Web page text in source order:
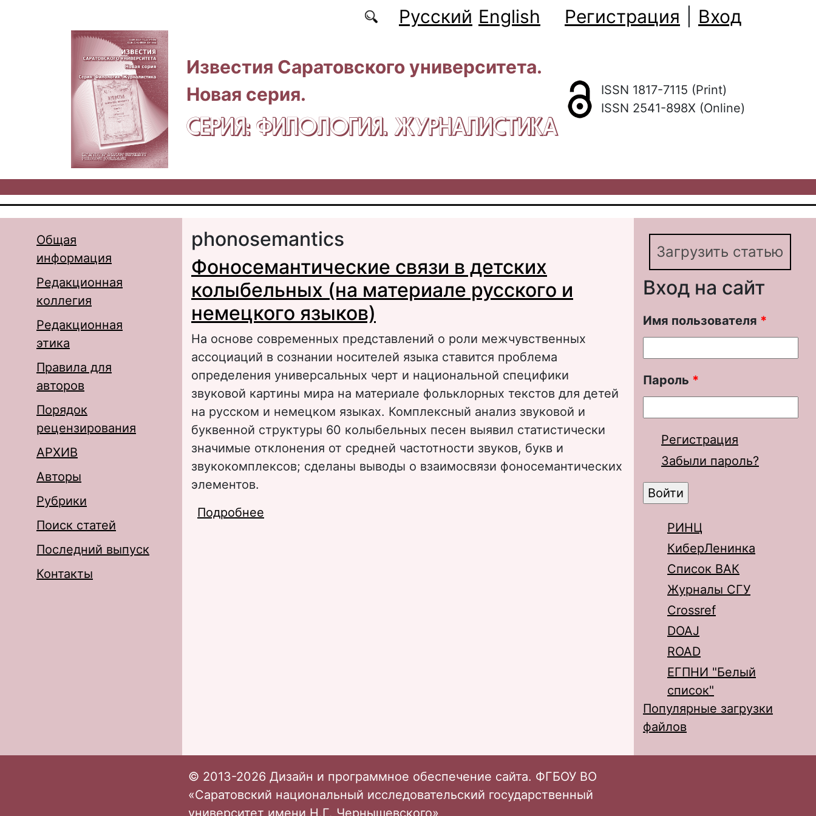
Русский English Регистрация Вход
Известия Саратовского университета.
Новая серия.
СЕРИЯ: ФИЛОЛОГИЯ. ЖУРНАЛИСТИКА
ISSN 1817-7115 (Print)
ISSN 2541-898X (Online)
Общая
информация
Редакционная
коллегия
Редакционная
этика
Правила для
авторов
Порядок
рецензирования
АРХИВ
Авторы
Рубрики
Поиск статей
Последний выпуск
Контакты
phonosemantics
Фоносемантические связи в детских
колыбельных (на материале русского и
немецкого языков)
На основе современных представлений о роли межчувственных
ассоциаций в сознании носителей языка ставится проблема
определения универсальных черт и национальной специфики
звуковой картины мира на материале фольклорных текстов для детей
на русском и немецком языках. Комплексный анализ звуковой и
буквенной структуры 60 колыбельных песен выявил статистически
значимые отклонения от средней частотности звуков, букв и
звукокомплексов; сделаны выводы о взаимосвязи фоносемантических
элементов.
Подробнее
Загрузить статью
Вход на сайт
Имя пользователя *
Пароль *
Регистрация
Забыли пароль?
РИНЦ
КиберЛенинка
Список ВАК
Журналы СГУ
Crossref
DOAJ
ROAD
ЕГПНИ "Белый
список"
Популярные загрузки
файлов
© 2013-2026 Дизайн и программное обеспечение сайта. ФГБОУ ВО
«Саратовский национальный исследовательский государственный
университет имени Н.Г. Чернышевского»